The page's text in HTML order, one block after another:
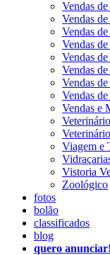
Vendas
Vendas
Vendas
Vendas
Vendas de
Vendas
Vendas
Vendas
Vendas e
Veterinário
Viagem e
Vistoria
Zoológico
fotos
bolão
classificados
blog
quero anunciar!